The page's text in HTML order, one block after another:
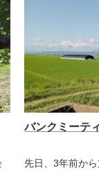
バンクミーテ
先日、3年前か